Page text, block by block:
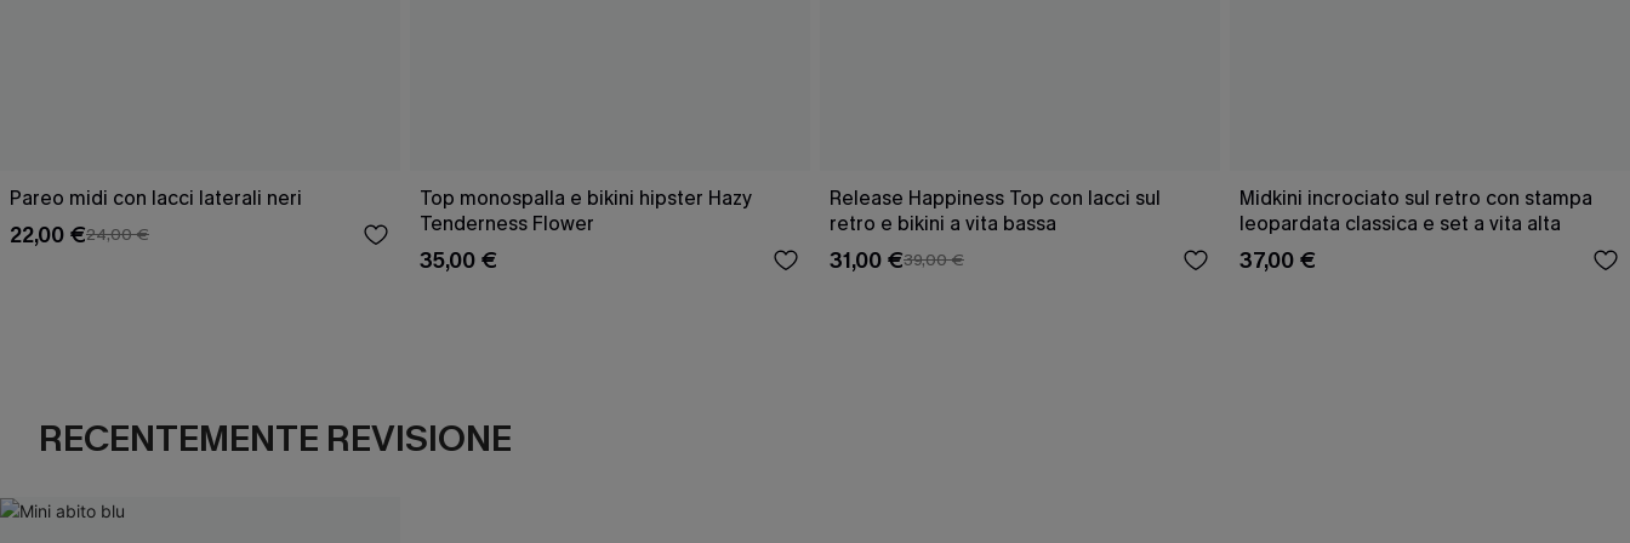
Pareo midi con lacci laterali neri
22,00 €24,00 €
Top monospalla e bikini hipster Hazy
Tenderness Flower
35,00 €
Release Happiness Top con lacci sul
retro e bikini a vita bassa
31,00 €39,00 €
Midkini incrociato sul retro con stampa
leopardata classica e set a vita alta
37,00 €
RECENTEMENTE REVISIONE